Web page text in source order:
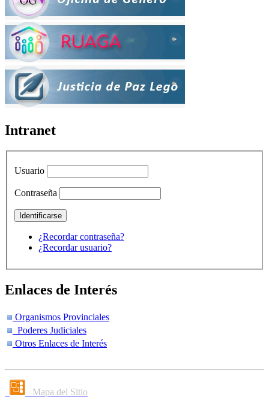
Intranet
Usuario
Contraseña
¿Recordar contraseña?
¿Recordar usuario?
Enlaces de Interés
Organismos Provinciales
Poderes Judiciales
Otros Enlaces de Interés
Mapa del Sitio